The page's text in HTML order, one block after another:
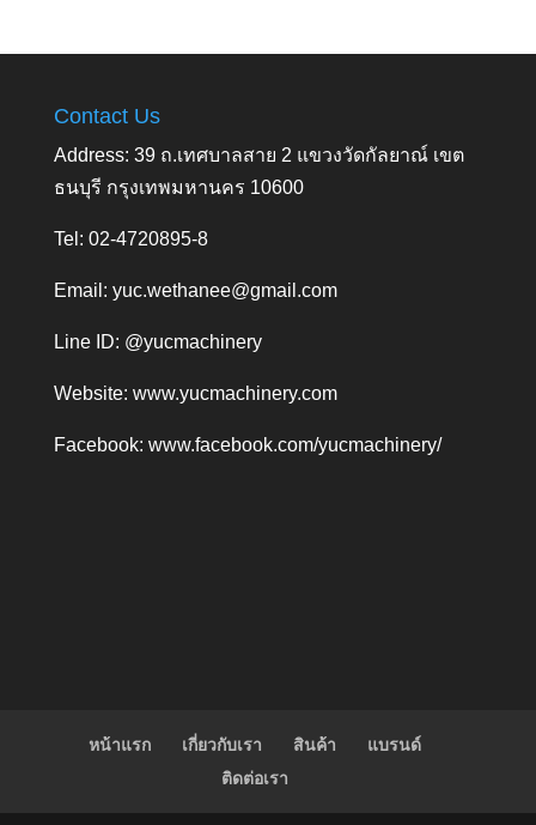
Contact Us
Address: 39 ถ.เทศบาลสาย 2 แขวงวัดกัลยาณ์ เขต
ธนบุรี กรุงเทพมหานคร 10600
Tel: 02-4720895-8
Email: yuc.wethanee@gmail.com
Line ID: @yucmachinery
Website: www.yucmachinery.com
Facebook: www.facebook.com/yucmachinery/
หน้าแรก เกี่ยวกับเรา สินค้า
แบรนด์
ติดต่อเรา